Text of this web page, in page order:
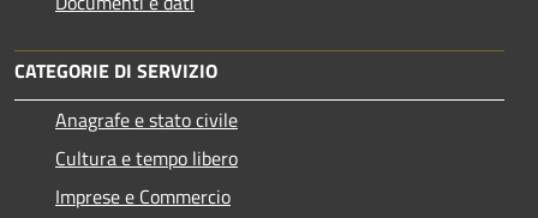
CATEGORIE DI SERVIZIO
Anagrafe e stato civile
Cultura e tempo libero
Imprese e Commercio